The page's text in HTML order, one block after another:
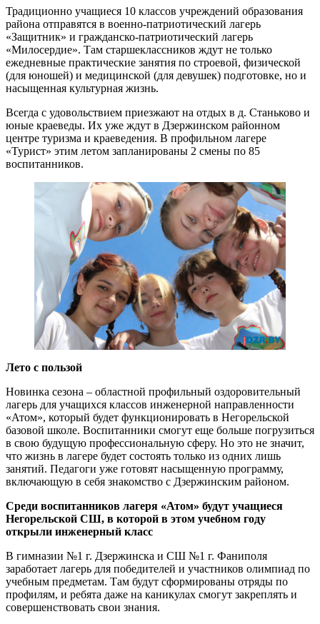
Традиционно учащиеся 10 классов учреждений образования
района отправятся в военно-патриотический лагерь
«Защитник» и гражданско-патриотический лагерь
«Милосердие». Там старшеклассников ждут не только
ежедневные практические занятия по строевой, физической
(для юношей) и медицинской (для девушек) подготовке, но и
насыщенная культурная жизнь.
Всегда с удовольствием приезжают на отдых в д. Станьково и
юные краеведы. Их уже ждут в Дзержинском районном
центре туризма и краеведения. В профильном лагере
«Турист» этим летом запланированы 2 смены по 85
воспитанников.
Лето с пользой
Новинка сезона – областной профильный оздоровительный
лагерь для учащихся классов инженерной направленности
«Атом», который будет функционировать в Негорельской
базовой школе. Воспитанники смогут еще больше погрузиться
в свою будущую профессиональную сферу. Но это не значит,
что жизнь в лагере будет состоять только из одних лишь
занятий. Педагоги уже готовят насыщенную программу,
включающую в себя знакомство с Дзержинским районом.
Среди воспитанников лагеря «Атом» будут учащиеся
Негорельской СШ, в которой в этом учебном году
открыли инженерный класс
В гимназии №1 г. Дзержинска и СШ №1 г. Фаниполя
заработает лагерь для победителей и участников олимпиад по
учебным предметам. Там будут сформированы отряды по
профилям, и ребята даже на каникулах смогут закреплять и
совершенствовать свои знания.